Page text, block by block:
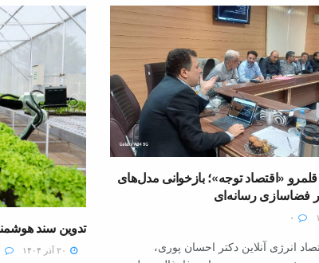
«اقتصاد توجه»؛ بازخوانی مدل‌های
فضاسازی رسانه‌ای
انرژی آنلاین دکتر احسان پوری،
تدوین سند